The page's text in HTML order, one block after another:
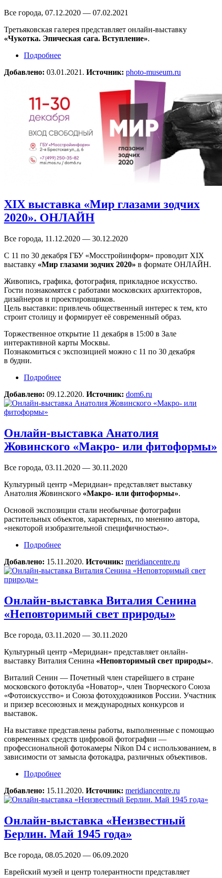
Все города, 07.12.2020 — 07.02.2021
Третьяковская галерея представляет онлайн-выставку
«Чукотка. Эпическая сага. Вступление».
Подробнее
Добавлено: 03.01.2021. Источник: photo-museum.ru
XIX выставка «Мир глазами зодчих
2020». ОНЛАЙН
Все города, 11.12.2020 — 30.12.2020
С 11 по 30 декабря ГБУ «Мосстройинформ» проводит XIX
выставку «Мир глазами зодчих 2020» в формате ОНЛАЙН.
Живопись, графика, фотография, прикладное искусство.
Гости познакомятся с работами московских архитекторов,
дизайнеров и проектировщиков.
Цель выставки: привлечь общественный интерес к тем, кто
строит столицу и формирует её современный образ.
Торжественное открытие 11 декабря в 15:00 в Зале
интерактивной карты Москвы.
Познакомиться с экспозицией можно с 11 по 30 декабря
в будни.
Подробнее
Добавлено: 09.12.2020. Источник: dom6.ru
Онлайн-выставка Анатолия
Жовинского «Макро- или фитоформы»
Все города, 03.11.2020 — 30.11.2020
Культурный центр «Меридиан» представляет выставку
Анатолия Жовинского «Макро- или фитоформы».
Основой экспозиции стали необычные фотографии
растительных объектов, характерных, по мнению автора,
«некоторой изобразительной специфичностью».
Подробнее
Добавлено: 15.11.2020. Источник: meridiancentre.ru
Онлайн-выставка Виталия Сенина
«Неповторимый свет природы»
Все города, 03.11.2020 — 30.11.2020
Культурный центр «Меридиан» представляет онлайн-
выставку Виталия Сенина «Неповторимый свет природы».
Виталий Сенин — Почетный член старейшего в стране
московского фотоклуба «Новатор», член Творческого Союза
«Фотоискусство» и Союза фотохудожников России. Участник
и призер всесоюзных и международных конкурсов и
выставок.
На выставке представлены работы, выполненные с помощью
современных средств цифровой фотографии —
профессиональной фотокамеры Nikon D4 с использованием, в
зависимости от замысла фотокадра, различных объективов.
Подробнее
Добавлено: 15.11.2020. Источник: meridiancentre.ru
Онлайн-выставка «Неизвестный
Берлин. Май 1945 года»
Все города, 08.05.2020 — 06.09.2020
Еврейский музей и центр толерантности представляет